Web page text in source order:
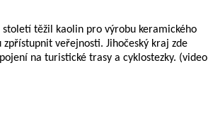
těžil kaolin pro výrobu keramického
veřejnosti. Jihočeský kraj zde
na turistické trasy a cyklostezky. (video